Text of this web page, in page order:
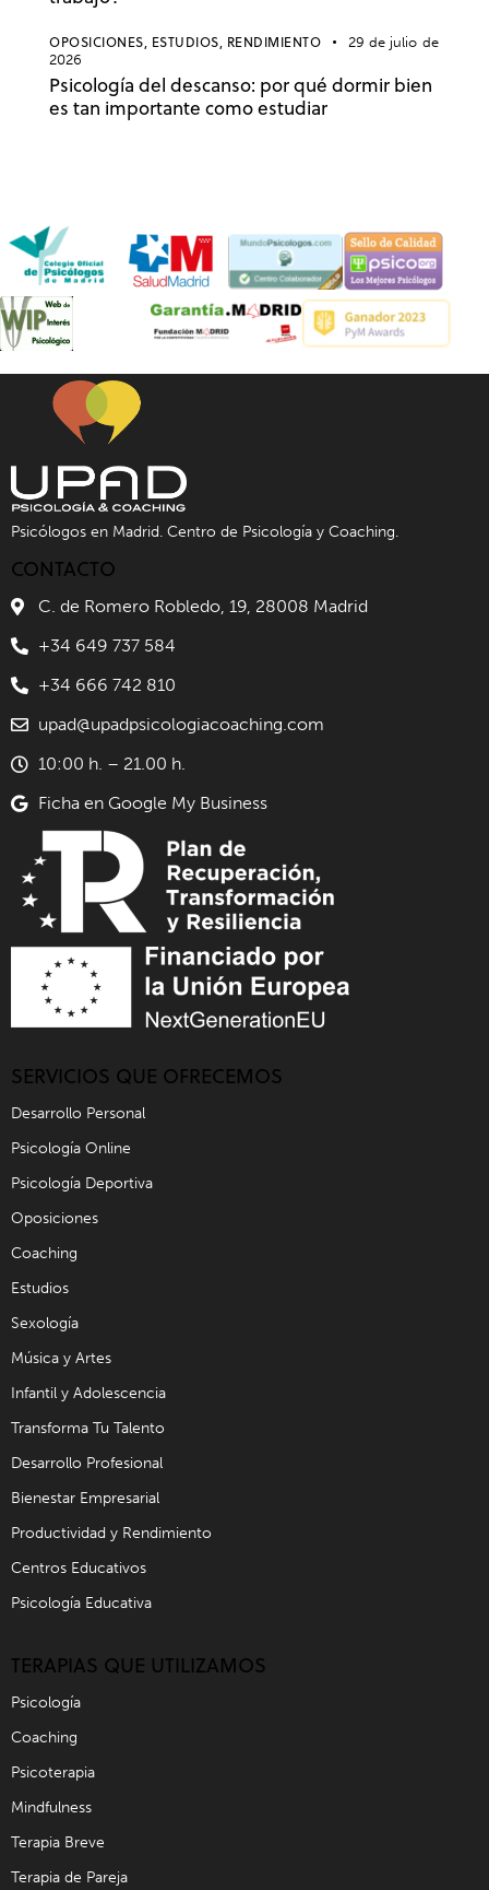
OPOSICIONES, ESTUDIOS, RENDIMIENTO
29 de julio de
2026
Psicología del descanso: por qué dormir bien
es tan importante como estudiar
Psicólogos en Madrid. Centro de Psicología y Coaching.
CONTACTO
C. de Romero Robledo, 19, 28008 Madrid
+34 649 737 584
+34 666 742 810
upad@upadpsicologiacoaching.com
10:00 h. – 21.00 h.
Ficha en Google My Business
SERVICIOS QUE OFRECEMOS
Desarrollo Personal
Psicología Online
Psicología Deportiva
Oposiciones
Coaching
Estudios
Sexología
Música y Artes
Infantil y Adolescencia
Transforma Tu Talento
Desarrollo Profesional
Bienestar Empresarial
Productividad y Rendimiento
Centros Educativos
Psicología Educativa
TERAPIAS QUE UTILIZAMOS
Psicología
Coaching
Psicoterapia
Mindfulness
Terapia Breve
Terapia de Pareja